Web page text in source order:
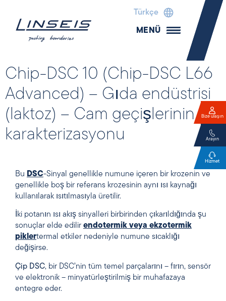
Türkçe
MENÜ
Chip-DSC 10 (Chip-DSC L66
Advanced) – Gıda endüstrisi
(laktoz) – Cam geçişlerinin
karakterizasyonu
Bu DSC-Sinyal genellikle numune içeren bir krozenin ve
genellikle boş bir referans krozesinin aynı ısı kaynağı
kullanılarak ısıtılmasıyla üretilir.
İki potanın ısı akış sinyalleri birbirinden çıkarıldığında şu
sonuçlar elde edilir endotermik veya ekzotermik
piklertermal etkiler nedeniyle numune sıcaklığı
değişirse.
Çip DSC, bir DSC’nin tüm temel parçalarını – fırın, sensör
ve elektronik – minyatürleştirilmiş bir muhafazaya
entegre eder.
Bize ulaşın
Arayın
Hizmet